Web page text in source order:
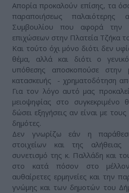
Απορία προκαλούν επίσης, τα
παραποιήσεως παλαιότερης
Συμβουλίου που αφορά την
επιχώσεων στην Πλατεία Τζήκα
Και τούτο όχι μόνο διότι δεν
θέμα, αλλά και διότι ο
υπόθεσης αποσκοπούσε στην
κατασκευής - χρηματοδότηση
Για τον λόγο αυτό μας
μειοψηφίας στο συγκεκριμένο
δώσει εξηγήσεις αν είναι με
δημότες.
Δεν γνωρίζω εάν η
στοιχείων και της
συνετισμό της κ. Παλλάδη και
στο κατά πόσον στο
αυθαίρετες ερμηνείες και την
γνώμης και των δημοτών του